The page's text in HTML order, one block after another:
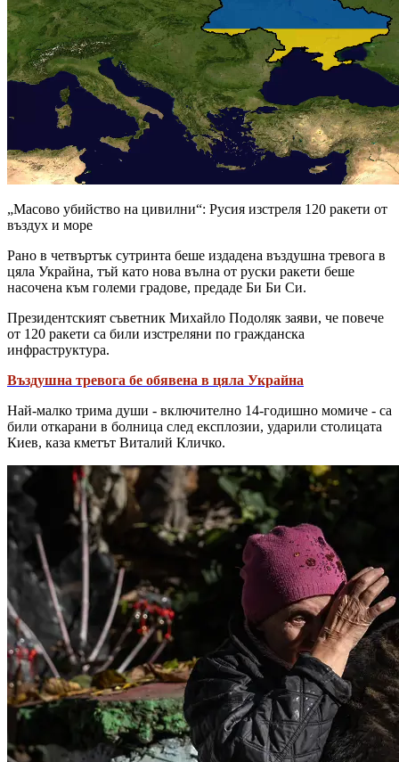
„Масово убийство на цивилни“: Русия изстреля 120 ракети от
въздух и море
Рано в четвъртък сутринта беше издадена въздушна тревога в
цяла Украйна, тъй като нова вълна от руски ракети беше
насочена към големи градове, предаде Би Би Си.
Президентският съветник Михайло Подоляк заяви, че повече
от 120 ракети са били изстреляни по гражданска
инфраструктура.
Въздушна тревога бе обявена в цяла Украйна
Най-малко трима души - включително 14-годишно момиче - са
били откарани в болница след експлозии, ударили столицата
Киев, каза кметът Виталий Кличко.